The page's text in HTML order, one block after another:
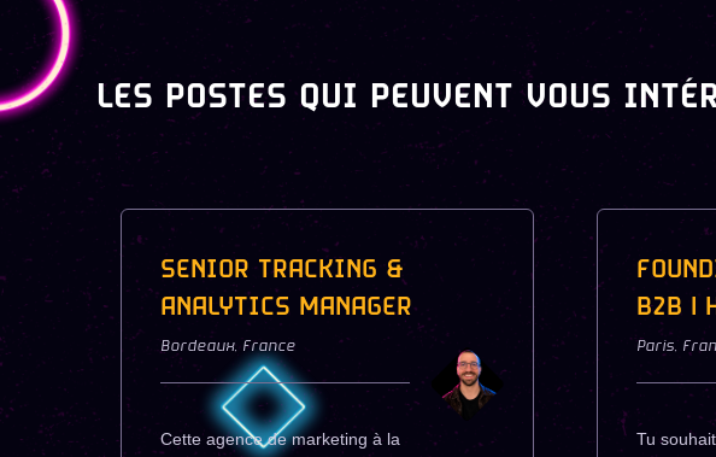
LES POSTES QUI PEUVENT VOUS
SENIOR TRACKING &
ANALYTICS MANAGER
Bordeaux, France
Cette agence de marketing à la
B2B |
Paris,
Tu